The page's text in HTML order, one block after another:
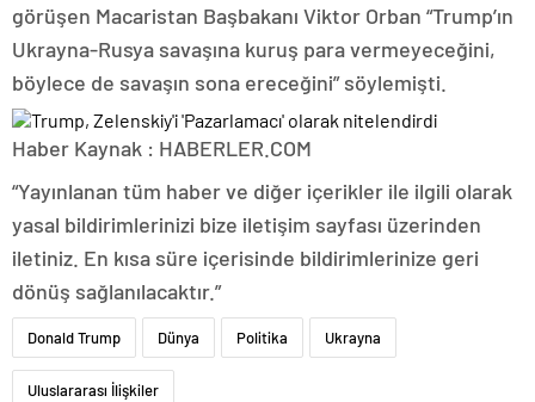
görüşen Macaristan Başbakanı Viktor Orban “Trump’ın
Ukrayna-Rusya savaşına kuruş para vermeyeceğini,
böylece de savaşın sona ereceğini” söylemişti.
Haber Kaynak : HABERLER.COM
“Yayınlanan tüm haber ve diğer içerikler ile ilgili olarak
yasal bildirimlerinizi bize iletişim sayfası üzerinden
iletiniz. En kısa süre içerisinde bildirimlerinize geri
dönüş sağlanılacaktır.”
Donald Trump Dünya Politika Ukrayna
Uluslararası İlişkiler